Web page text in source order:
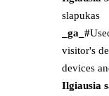
slapukas
_ga_#
visitor's
devices
Ilgiausia